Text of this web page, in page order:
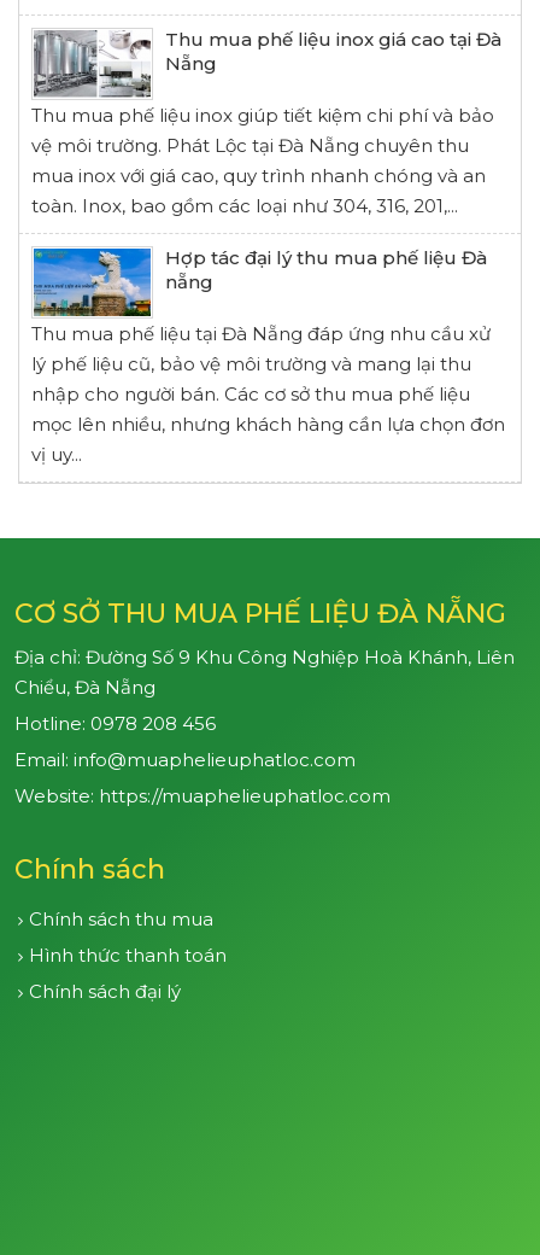
Thu mua phế liệu inox giá cao tại Đà
Nẵng
Thu mua phế liệu inox giúp tiết kiệm chi phí và bảo
vệ môi trường. Phát Lộc tại Đà Nẵng chuyên thu
mua inox với giá cao, quy trình nhanh chóng và an
toàn. Inox, bao gồm các loại như 304, 316, 201,...
Hợp tác đại lý thu mua phế liệu Đà
nẵng
Thu mua phế liệu tại Đà Nẵng đáp ứng nhu cầu xử
lý phế liệu cũ, bảo vệ môi trường và mang lại thu
nhập cho người bán. Các cơ sở thu mua phế liệu
mọc lên nhiều, nhưng khách hàng cần lựa chọn đơn
vị uy...
CƠ SỞ THU MUA PHẾ LIỆU ĐÀ NẴNG
Địa chỉ: Đường Số 9 Khu Công Nghiệp Hoà Khánh, Liên
Chiểu, Đà Nẵng
Hotline: 0978 208 456
Email: info@muaphelieuphatloc.com
Website: https://muaphelieuphatloc.com
Chính sách
Chính sách thu mua
Hình thức thanh toán
Chính sách đại lý